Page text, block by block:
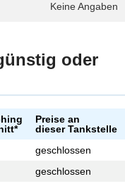
Keine Angaben
oder
Preise an
dieser Tankstelle
geschlossen
geschlossen